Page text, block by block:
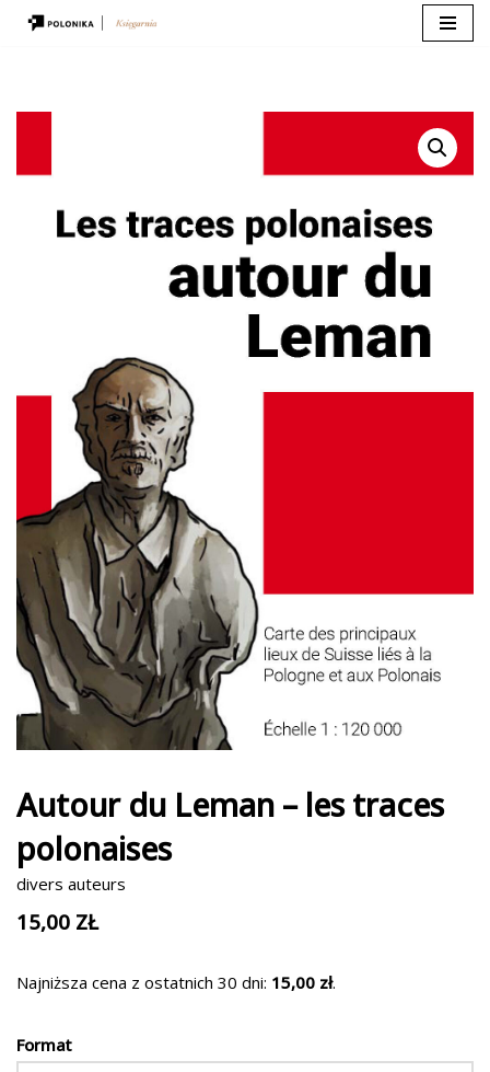
treści
Autour du Leman – les traces
polonaises
divers auteurs
15,00 ZŁ
Najniższa cena z ostatnich 30 dni: 15,00 zł.
Format